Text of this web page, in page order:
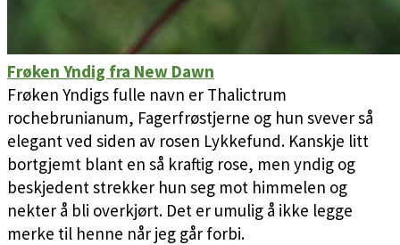
Frøken Yndig fra New Dawn
Frøken Yndigs fulle navn er Thalictrum
rochebrunianum, Fagerfrøstjerne og hun svever så
elegant ved siden av rosen Lykkefund. Kanskje litt
bortgjemt blant en så kraftig rose, men yndig og
beskjedent strekker hun seg mot himmelen og
nekter å bli overkjørt. Det er umulig å ikke legge
merke til henne når jeg går forbi.